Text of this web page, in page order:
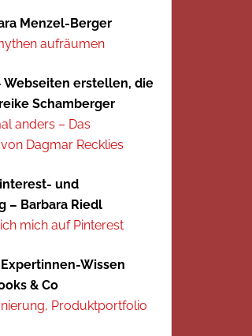
Menzel-Berger
aufräumen
Webseiten erstellen, die
Schamberger
anders – Das
Dagmar Recklies
und
– Barbara Riedl
mich auf Pinterest
Wissen
& Co
Produktportfolio